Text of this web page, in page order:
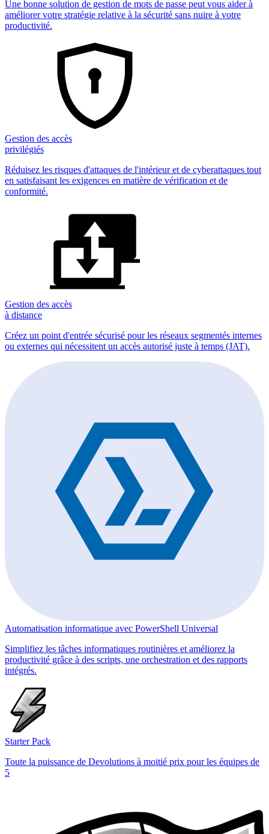
Une bonne solution de gestion de mots de passe peut vous aider à
améliorer votre stratégie relative à la sécurité sans nuire à votre
productivité.
Gestion des accès
privilégiés
Réduisez les risques d'attaques de l'intérieur et de cyberattaques tout
en satisfaisant les exigences en matière de vérification et de
conformité.
Gestion des accès
à distance
Créez un point d'entrée sécurisé pour les réseaux segmentés internes
ou externes qui nécessitent un accès autorisé juste à temps (JAT).
Automatisation informatique avec PowerShell Universal
Simplifiez les tâches informatiques routinières et améliorez la
productivité grâce à des scripts, une orchestration et des rapports
intégrés.
Starter Pack
Toute la puissance de Devolutions à moitié prix pour les équipes de
5